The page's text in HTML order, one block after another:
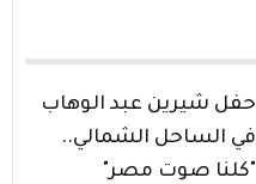
حفل شيرين عبد الوهاب
في الساحل الشمالي..
"كلنا صوت مصر"